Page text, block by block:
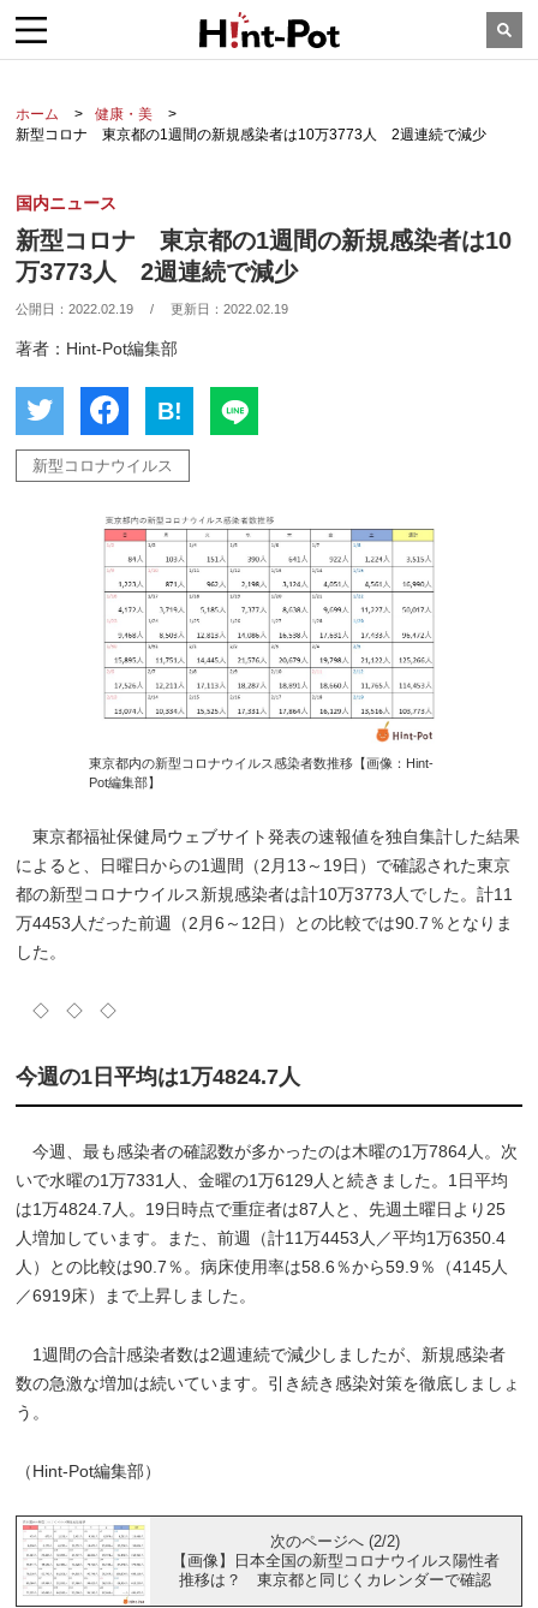
ホーム
健康・美
新型コロナ 東京都の1週間の新規感染者は10万3773人 2週連続で減少
国内ニュース
新型コロナ 東京都の1週間の新規感染者は10
万3773人 2週連続で減少
公開日：2022.02.19 / 更新日：2022.02.19
著者：Hint-Pot編集部
B!
新型コロナウイルス
東京都内の新型コロナウイルス感染者数推移【画像：Hint-
Pot編集部】
東京都福祉保健局ウェブサイト発表の速報値を独自集計した結果
によると、日曜日からの1週間（2月13～19日）で確認された東京
都の新型コロナウイルス新規感染者は計10万3773人でした。計11
万4453人だった前週（2月6～12日）との比較では90.7％となりま
した。
◇ ◇ ◇
今週の1日平均は1万4824.7人
今週、最も感染者の確認数が多かったのは木曜の1万7864人。次
いで水曜の1万7331人、金曜の1万6129人と続きました。1日平均
は1万4824.7人。19日時点で重症者は87人と、先週土曜日より25
人増加しています。また、前週（計11万4453人／平均1万6350.4
人）との比較は90.7％。病床使用率は58.6％から59.9％（4145人
／6919床）まで上昇しました。
1週間の合計感染者数は2週連続で減少しましたが、新規感染者
数の急激な増加は続いています。引き続き感染対策を徹底しましょ
う。
（Hint-Pot編集部）
次のページへ (2/2)
【画像】日本全国の新型コロナウイルス陽性者
推移は？ 東京都と同じくカレンダーで確認